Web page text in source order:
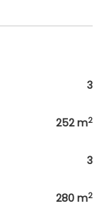
3
252m2
3
280 m2